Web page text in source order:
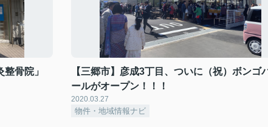
骨院」
【三郷市】彦成3丁目、ついに（祝）ボンゴ
ールがオープン！！！
2020.03.27
物件・地域情報ナビ